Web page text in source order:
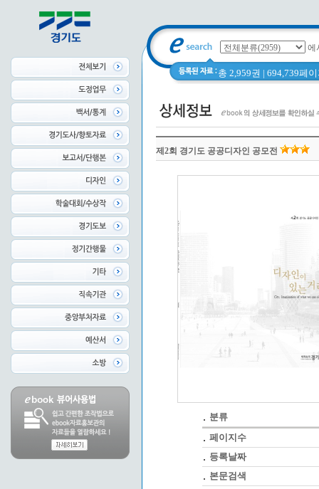
에
총 2,959권 | 694,739페
제2회 경기도 공공디자인 공모전
분류
페이지수
등록날짜
본문검색